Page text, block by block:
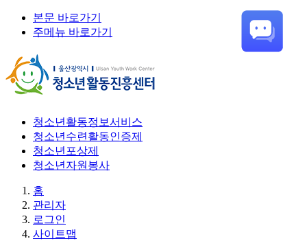
본문 바로가기
주메뉴 바로가기
청소년활동정보서비스
청소년수련활동인증제
청소년포상제
청소년자원봉사
홈
관리자
로그인
사이트맵